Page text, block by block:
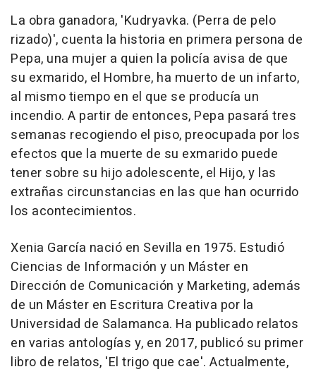
La obra ganadora, 'Kudryavka. (Perra de pelo
rizado)', cuenta la historia en primera persona de
Pepa, una mujer a quien la policía avisa de que
su exmarido, el Hombre, ha muerto de un infarto,
al mismo tiempo en el que se producía un
incendio. A partir de entonces, Pepa pasará tres
semanas recogiendo el piso, preocupada por los
efectos que la muerte de su exmarido puede
tener sobre su hijo adolescente, el Hijo, y las
extrañas circunstancias en las que han ocurrido
los acontecimientos.
Xenia García nació en Sevilla en 1975. Estudió
Ciencias de Información y un Máster en
Dirección de Comunicación y Marketing, además
de un Máster en Escritura Creativa por la
Universidad de Salamanca. Ha publicado relatos
en varias antologías y, en 2017, publicó su primer
libro de relatos, 'El trigo que cae'. Actualmente,